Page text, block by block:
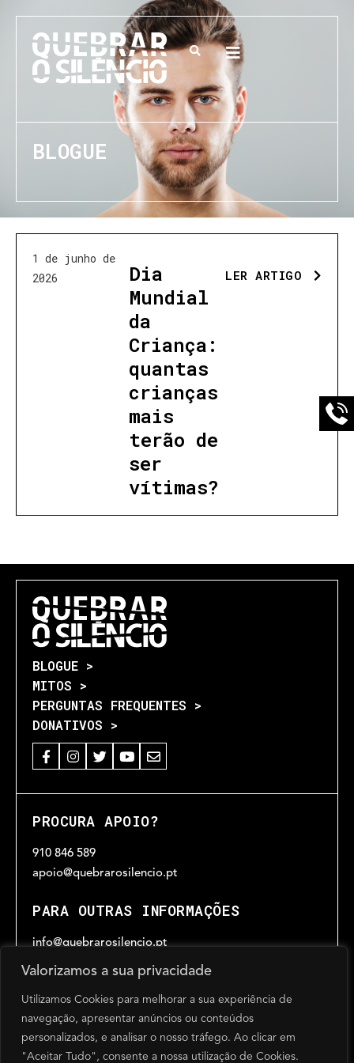
Valorizamos a sua privacidade
Utilizamos Cookies para melhorar a sua experiência de
navegação, apresentar anúncios ou conteúdos
personalizados, e analisar o nosso tráfego. Ao clicar em
"Aceitar Tudo", consente a nossa utilização de Cookies.
BLOGUE
1 de junho de
2026
Dia
Mundial
da
Criança:
quantas
crianças
mais
terão de
ser
vítimas?
LER ARTIGO
BLOGUE >
MITOS >
PERGUNTAS FREQUENTES >
DONATIVOS >
PROCURA APOIO?
910 846 589
apoio@quebrarosilencio.pt
PARA OUTRAS INFORMAÇÕES
info@quebrarosilencio.pt
HORÁRIO
Das 9h30 às 17h30
de segunda a sexta-feira, excepto feriados